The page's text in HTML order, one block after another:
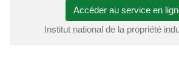
Accéder au service en
Institut national de la propriété